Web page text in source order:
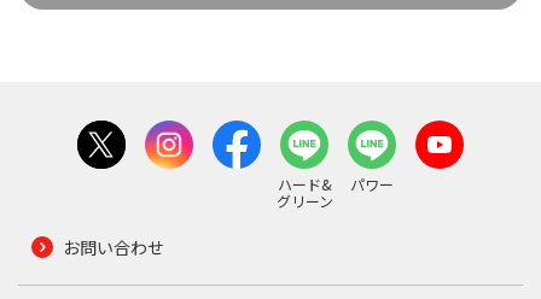
ハード&
グリーン
パワー
お問い合わせ